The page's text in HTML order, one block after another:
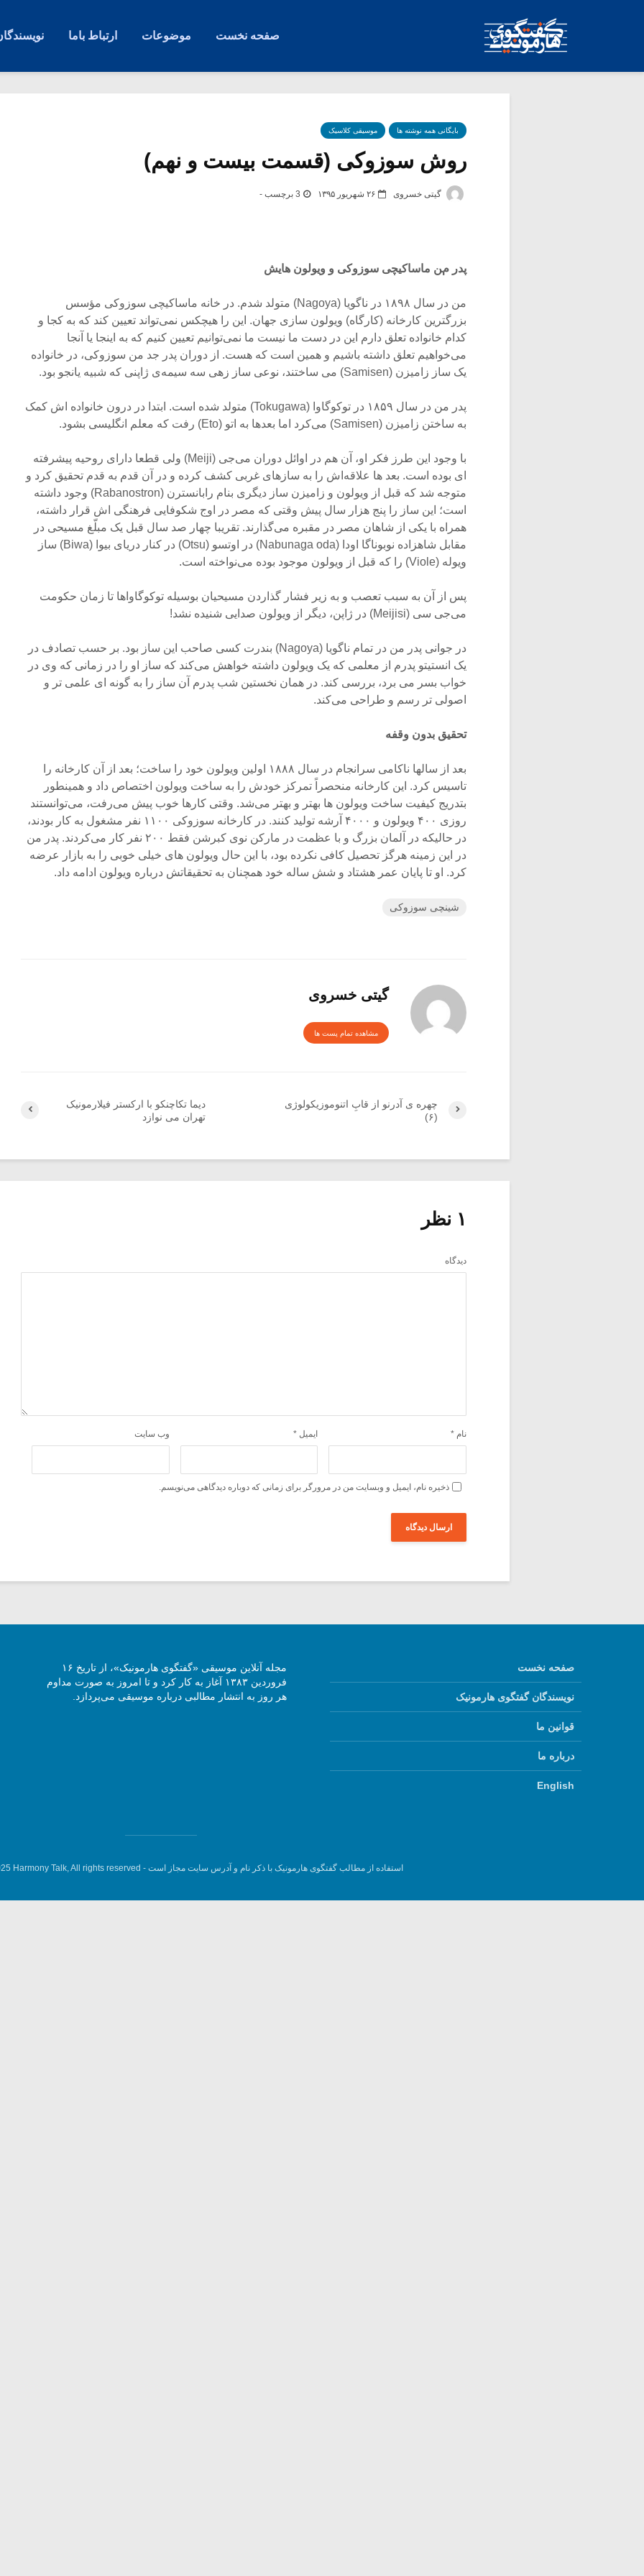
صفحه نخست موضوعات ارتباط باما
بایگانی همه نوشته ها موسیقی کلاسیک
روش سوزوکی (قسمت بیست و نهم)
گیتی خسروی ۲۶ شهریور ۱۳۹۵ 3 برچسب -
پدر من ماساکیچی سوزوکی و ویولون هایش
من در سال ۱۸۹۸ در ناگویا (Nagoya) متولد شدم. در خانه ماساکیچی سوزوکی مؤسس
بزرگترین کارخانه (کارگاه) ویولون سازی جهان. این را هیچکس نمی‌تواند تعیین کند که به کجا و
کدام خانواده تعلق دارم این در دست ما نیست ما نمی‌توانیم تعیین کنیم که به اینجا یا آنجا
می‌خواهیم تعلق داشته باشیم و همین است که هست. از دوران پدر جد من سوزوکی، در خانواده
یک ساز زامیزن (Samisen) می ساختند، نوعی ساز زهی سه سیمه‌ی ژاپنی که شبیه یانجو بود.
پدر من در سال ۱۸۵۹ در توکوگاوا (Tokugawa) متولد شده است. ابتدا در درون خانواده اش کمک
به ساختن زامیزن (Samisen) می‌کرد اما بعدها به اتو (Eto) رفت که معلم انگلیسی بشود.
با وجود این طرز فکر او، آن هم در اوائل دوران می‌جی (Meiji) ولی قطعا دارای روحیه پیشرفته
‌ای بوده است. بعد ها علاقه‌اش را به سازهای غربی کشف کرده و در آن قدم به قدم تحقیق کرد و
متوجه شد که قبل از ویولون و زامیزن ساز دیگری بنام رابانسترن (Rabanostron) وجود داشته
است؛ این ساز را پنج هزار سال پیش وقتی که مصر در اوج شکوفایی فرهنگی اش قرار داشته،
همراه با یکی از شاهان مصر در مقبره می‌گذارند. تقریبا چهار صد سال قبل یک مبلّغ مسیحی در
مقابل شاهزاده نوبوناگا اودا (Nabunaga oda) در اوتسو (Otsu) در کنار دریای بیوا (Biwa) ساز
ویوله (Viole) را که قبل از ویولون موجود بوده می‌نواخته است.
پس از آن به سبب تعصب و به زیر فشار گذاردن مسیحیان بوسیله توکوگاواها تا زمان حکومت
می‌جی سی (Meijisi) در ژاپن، دیگر از ویولون صدایی شنیده نشد!
در جوانی پدر من در تمام ناگویا (Nagoya) بندرت کسی صاحب این ساز بود. بر حسب تصادف در
یک انستیتو پدرم از معلمی‌ که یک ویولون داشته خواهش می‌کند که ساز او را در زمانی که وی در
خواب بسر می برد، بررسی کند. در همان نخستین شب پدرم آن ساز را به گونه ای علمی تر و
اصولی تر رسم و طراحی می‌کند.
تحقیق بدون وقفه
بعد از سالها ناکامی سرانجام در سال ۱۸۸۸ اولین ویولون خود را ساخت؛ بعد از آن کارخانه را
تاسیس کرد. این کارخانه منحصراً تمرکز خودش را به ساخت ویولون اختصاص داد و همینطور
بتدریج کیفیت ساخت ویولون ‌ها بهتر و بهتر می‌شد. وقتی کارها خوب پیش می‌رفت، می‌توانستند
روزی ۴۰۰ ویولون و ۴۰۰۰ آرشه تولید کنند. در کارخانه سوزوکی ۱۱۰۰ نفر مشغول به کار بودند،
در حالیکه در آلمان بزرگ و با عظمت در مارکن نوی کبرشن فقط ۲۰۰ نفر کار می‌کردند. پدر من
در این زمینه هرگز تحصیل کافی نکرده بود، با این حال ویولون ‌های خیلی خوبی را به بازار عرضه
کرد. او تا پایان عمر هشتاد و شش ساله خود همچنان به تحقیقاتش درباره ویولون ادامه داد.
شینچی سوزوکی
گیتی خسروی
مشاهده تمام پست ها
دیما تکاچنکو با ارکستر فیلارمونیک
تهران می نوازد
چهره ی آدرنو از قابِ اتنوموزیکولوژی
(۶)
۱ نظر
دیدگاه
نام * ایمیل * وب‌ سایت
ذخیره نام، ایمیل و وبسایت من در مرورگر برای زمانی که دوباره دیدگاهی می‌نویسم.
صفحه نخست
نویسندگان گفتگوی هارمونیک
قوانین ما
درباره ما
English
مجله آنلاین موسیقی «گفتگوی هارمونیک»، از تاریخ ۱۶
فروردین ۱۳۸۳ آغاز به کار کرد و تا امروز به صورت مداوم
هر روز به انتشار مطالبی درباره موسیقی می‌پردازد.
استفاده از مطالب گفتگوی هارمونیک با ذکر نام و آدرس سایت مجاز است - Harmony Talk, All rights reserved.